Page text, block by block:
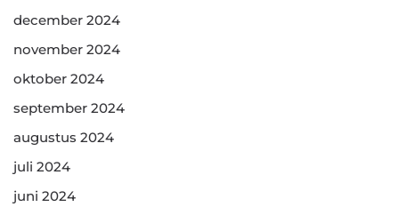
december 2024
november 2024
oktober 2024
september 2024
augustus 2024
juli 2024
juni 2024